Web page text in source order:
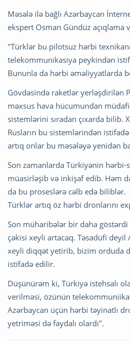
Məsələ ilə bağlı Azərbaycan
ekspert Osman Gündüz açıqlama
"Türklər bu pilotsuz hərbi
telekommunikasiya peykindən
Bununla da hərbi əməliyyatlarda
Gövdəsində raketlər yerləşdirilən
məxsus hava hücumundan
sistemlərini sıradan çıxarda bilib.
Rusların bu sistemlərindən
artıq onlar bu məsələyə yenidən
Son zamanlarda Türkiyənin hərbi-
müasirləşib və inkişaf edib. Həm
da bu proseslərə cəlb edə biliblər.
Türklər artıq öz hərbi dronlarını
Son müharibələr bir daha
çəkisi xeyli artacaq. Təsadüfi deyil
xeyli diqqət yetirib, bizim orduda
istifadə edilir.
Düşünürəm ki, Türkiyə istehsalı
verilməsi, özünün
Azərbaycan üçün hərbi təyinatlı
yetriməsi də faydalı olardı".